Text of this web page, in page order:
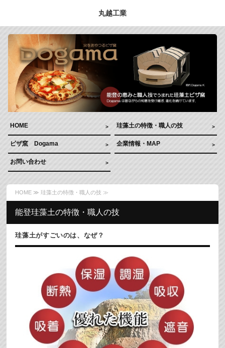
丸越工業
HOME 珪藻土の特徴・職人の技
ピザ窯 Dogama 企業情報・MAP
お問い合わせ
HOME ≫ 珪藻土の特徴・職人の技 ≫
能登珪藻土の特徴・職人の技
珪藻土がすごいのは、なぜ？